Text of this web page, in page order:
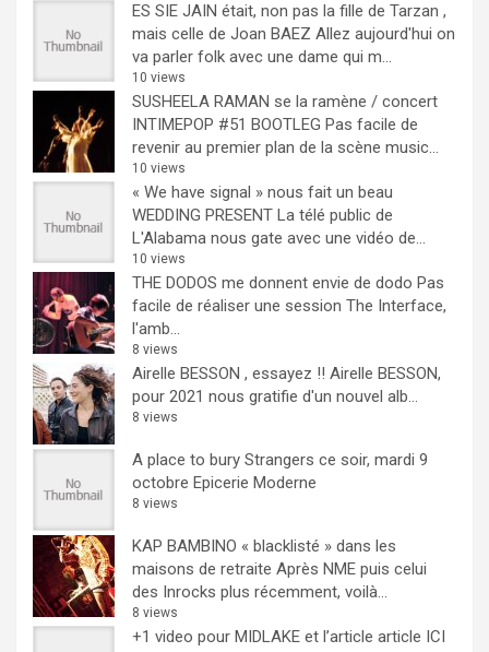
ES SIE JAIN était, non pas la fille de Tarzan ,
mais celle de Joan BAEZ Allez aujourd'hui on
va parler folk avec une dame qui m...
10 views
SUSHEELA RAMAN se la ramène / concert
INTIMEPOP #51 BOOTLEG Pas facile de
revenir au premier plan de la scène music...
10 views
« We have signal » nous fait un beau
WEDDING PRESENT La télé public de
L'Alabama nous gate avec une vidéo de...
10 views
THE DODOS me donnent envie de dodo Pas
facile de réaliser une session The Interface,
l'amb...
8 views
Airelle BESSON , essayez !! Airelle BESSON,
pour 2021 nous gratifie d'un nouvel alb...
8 views
A place to bury Strangers ce soir, mardi 9
octobre Epicerie Moderne
8 views
KAP BAMBINO « blacklisté » dans les
maisons de retraite Après NME puis celui
des Inrocks plus récemment, voilà...
8 views
+1 video pour MIDLAKE et l’article article ICI